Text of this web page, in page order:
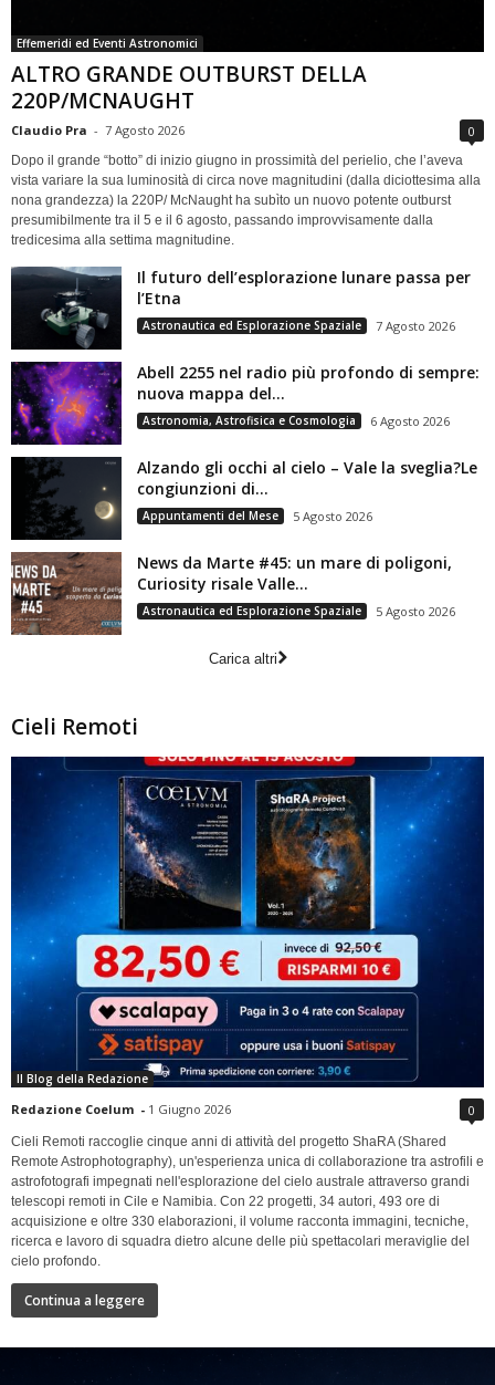
Effemeridi ed Eventi Astronomici
ALTRO GRANDE OUTBURST DELLA
220P/MCNAUGHT
Claudio Pra - 7 Agosto 2026 0
Dopo il grande “botto” di inizio giugno in prossimità del perielio, che l’aveva
vista variare la sua luminosità di circa nove magnitudini (dalla diciottesima alla
nona grandezza) la 220P/ McNaught ha subìto un nuovo potente outburst
presumibilmente tra il 5 e il 6 agosto, passando improvvisamente dalla
tredicesima alla settima magnitudine.
Il futuro dell’esplorazione lunare passa per
l’Etna
Astronautica ed Esplorazione Spaziale 7 Agosto 2026
Abell 2255 nel radio più profondo di sempre:
nuova mappa del...
Astronomia, Astrofisica e Cosmologia 6 Agosto 2026
Alzando gli occhi al cielo – Vale la sveglia?Le
congiunzioni di...
Appuntamenti del Mese 5 Agosto 2026
News da Marte #45: un mare di poligoni,
Curiosity risale Valle...
Astronautica ed Esplorazione Spaziale 5 Agosto 2026
Carica altri
Cieli Remoti
Il Blog della Redazione
Redazione Coelum - 1 Giugno 2026 0
Cieli Remoti raccoglie cinque anni di attività del progetto ShaRA (Shared
Remote Astrophotography), un'esperienza unica di collaborazione tra astrofili e
astrofotografi impegnati nell'esplorazione del cielo australe attraverso grandi
telescopi remoti in Cile e Namibia. Con 22 progetti, 34 autori, 493 ore di
acquisizione e oltre 330 elaborazioni, il volume racconta immagini, tecniche,
ricerca e lavoro di squadra dietro alcune delle più spettacolari meraviglie del
cielo profondo.
Continua a leggere